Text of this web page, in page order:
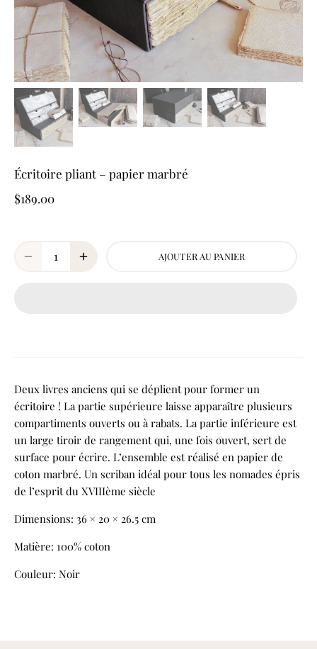
Écritoire pliant – papier marbré
$189.00
AJOUTER AU PANIER
Deux livres anciens qui se déplient pour former un
écritoire ! La partie supérieure laisse apparaître plusieurs
compartiments ouverts ou à rabats. La partie inférieure est
un large tiroir de rangement qui, une fois ouvert, sert de
surface pour écrire. L’ensemble est réalisé en papier de
coton marbré. Un scriban idéal pour tous les nomades épris
de l’esprit du XVIIIème siècle
Dimensions: 36 × 20 × 26.5 cm
Matière: 100% coton
Couleur: Noir